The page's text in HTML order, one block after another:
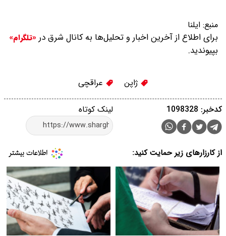
منبع: ایلنا
برای اطلاع از آخرین اخبار و تحلیل‌ها به کانال شرق در «تلگرام»
بپیوندید.
ژاپن عراقچی
لینک کوتاه کدخبر: 1098328
از کارزارهای زیر حمایت کنید: